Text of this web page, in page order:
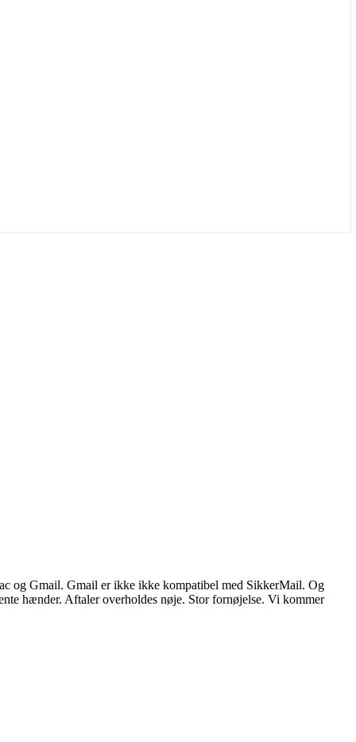
og Gmail. Gmail er ikke ikke kompatibel med SikkerMail. Og
hænder. Aftaler overholdes nøje. Stor fornøjelse. Vi kommer